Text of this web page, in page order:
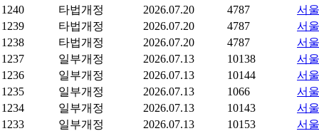
1240
타법개정 2026.07.20 4787
서
1239
타법개정 2026.07.20 4787
서
1238
타법개정 2026.07.20 4787
서
1237
일부개정 2026.07.13 10138
서
1236
일부개정 2026.07.13 10144
서
1235
일부개정 2026.07.13 1066
서
1234
일부개정 2026.07.13 10143
서
1233
일부개정 2026.07.13 10153
서